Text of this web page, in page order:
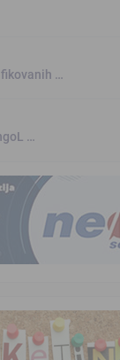
…
…